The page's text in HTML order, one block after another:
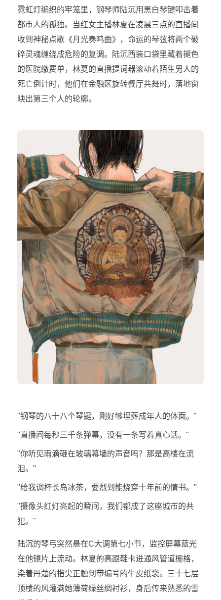
霓虹灯编织的牢笼里，钢琴师陆沉用黑白琴键叩击着
都市人的孤独。当红女主播林夏在凌晨三点的直播间
收到神秘点歌《月光奏鸣曲》，命运的琴弦将两个破
碎灵魂缠绕成危险的复调。陆沉西装口袋里藏着褪色
的医院缴费单，林夏的直播提词器滚动着陌生男人的
死亡倒计时，他们在金融区旋转餐厅共舞时，落地窗
映出第三个人的轮廓。
"钢琴的八十八个琴键，刚好够埋葬成年人的体面。"
"直播间每秒三千条弹幕，没有一条写着真心话。"
"你听见雨滴砸在玻璃幕墙的声音吗？那是高楼在流
泪。"
"给我调杯长岛冰茶，要烈到能烧穿十年前的情书。"
"摄像头红灯亮起的瞬间，我们都成了这座城市的共
犯。"
陆沉的琴弓突然悬在C大调第七小节，监控屏幕蓝光
在他镜片上流动。林夏的高跟鞋卡进通风管道栅格，
染着丹蔻的指尖正触到带编号的牛皮纸袋。三十七层
顶楼的风灌满她薄荷绿丝绸衬衫，身后传来熟悉的雪